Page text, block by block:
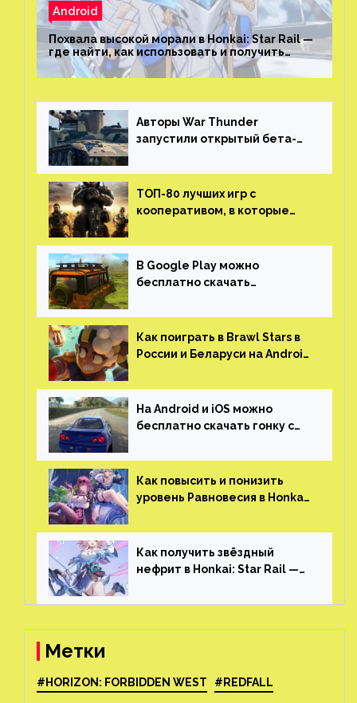
Android
Похвала высокой морали в Honkai: Star Rail —
где найти, как использовать и получить
скрытые достижения
Авторы War Thunder
запустили открытый бета-
трейлер и скриншоты
ТОП-80 лучших игр с
кооперативом, в которые
(никаких MMO)
В Google Play можно
бесплатно скачать
открытым миром, прокачкой,
гонками и тюнингом машины
Как поиграть в Brawl Stars в
России и Беларуси на Android
На Android и iOS можно
бесплатно скачать гонку с
который больше, чем в
Skyrim и GTA: San Andreas
Как повысить и понизить
уровень Равновесия в Honkai:
Как получить звёздный
нефрит в Honkai: Star Rail —
Метки
#HORIZON: FORBIDDEN WEST #REDFALL